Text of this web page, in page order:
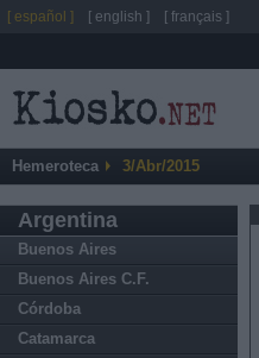
Hemeroteca 3/Abr/2015
Argentina
Buenos Aires
Buenos Aires C.F.
Córdoba
Catamarca
[ español ] [ english ] [ français ]